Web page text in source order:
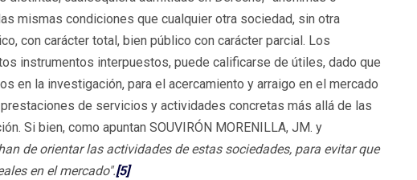
mismas condiciones que cualquier otra sociedad, sin otra
con carácter total, bien público con carácter parcial. Los
instrumentos interpuestos, puede calificarse de útiles, dado que
en la investigación, para el acercamiento y arraigo en el mercado
de servicios y actividades concretas más allá de las
Si bien, como apuntan SOUVIRÓN MORENILLA, JM. y
de orientar las actividades de estas sociedades, para evitar que
en el mercado".[5]